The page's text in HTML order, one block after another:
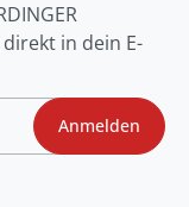
in dein E-
Anmelden